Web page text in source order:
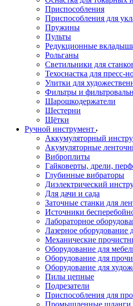
Приспособления
Приспособления для
Пружины
Пульты
Редукционные
Рольганы
Светильники для
Техоснастка для пресс-
Улитки для
Фильтры и
Шарошкодержатели
Шестерни
Щётки
Ручной инструмент
Аккумуляторный
Акумуляторные
Виброплиты
Гайковерты, дрели,
Глубинные вибраторы
Диэлектрический
Для дачи и сада
Заточные станки для
Источники
Лабораторное
Лазерное оборудование
Механические
Оборудование для
Оборудование для
Оборудование для
Пилы цепные
Подрезатели
Приспособления для
Промышленные шланги